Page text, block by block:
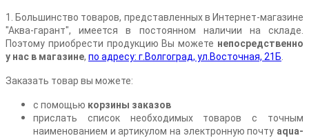
1. Большинство товаров, представленных в Интернет-магазине
"Аква-гарант", имеется в постоянном наличии на складе.
Поэтому приобрести продукцию Вы можете непосредственно
у нас в магазине, по адресу: г.Волгоград, ул.Восточная, 21Б.
Заказать товар вы можете:
с помощью корзины заказов
прислать список необходимых товаров с точным
наименованием и артикулом на электронную почту aqua-